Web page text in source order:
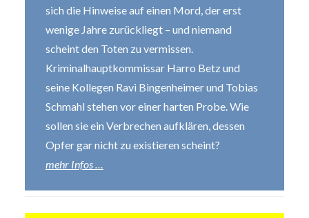
sich die Hinweise auf einen Mord, der erst
wenige Jahre zurückliegt – und niemand
scheint den Toten zu vermissen.
Kriminalhauptkommissar Harro Betz und
seine Kollegen Ravi Bingenheimer und Tobias
Schmahl stehen vor einer harten Probe. Wie
sollen sie ein Verbrechen aufklären, dessen
Opfer gar nicht zu existieren scheint?
mehr Infos …